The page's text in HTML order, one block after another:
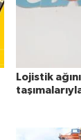
Lojistik